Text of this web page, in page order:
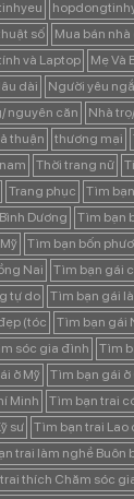
số Mua bán nhà
và Laptop Mẹ Và
dài Người yêu
nguyên căn Nhà
thuận thương mại
Thời trang nữ
Trang phục
Tìm
Dương
Tìm bạn
Tìm bạn bốn
Nai
Tìm bạn gái
tự do
Tìm bạn gái
(tóc
Tìm bạn gái
sóc gia đình
Tìm
ở Mỹ
Tìm bạn gái ở
Minh
Tìm bạn trai
sư
Tìm bạn trai Lao
trai làm nghề Buôn
thích Chăm sóc